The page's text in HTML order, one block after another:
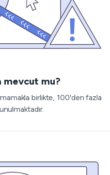
mevcut mu?
birlikte, 100'den fazla